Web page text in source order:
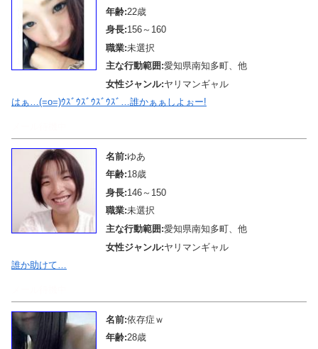
年齢:22歳
身長:156～160
職業:未選択
主な行動範囲:愛知県南知多町、他
女性ジャンル:ヤリマンギャル
はぁ…(=o=)ｳｽﾞｳｽﾞｳｽﾞｳｽﾞ…誰かぁぁしよぉー!
名前:ゆあ
年齢:18歳
身長:146～150
職業:未選択
主な行動範囲:愛知県南知多町、他
女性ジャンル:ヤリマンギャル
誰か助けて…
名前:依存症ｗ
年齢:28歳